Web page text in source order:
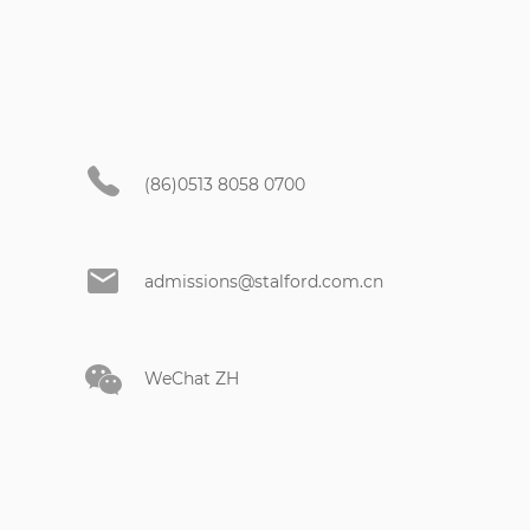
(86)0513 8058 0700
admissions@stalford.com.cn
WeChat ZH